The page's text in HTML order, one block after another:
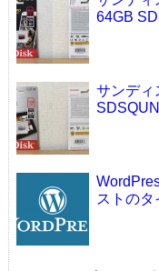
64GB
サンディ
ストのタ